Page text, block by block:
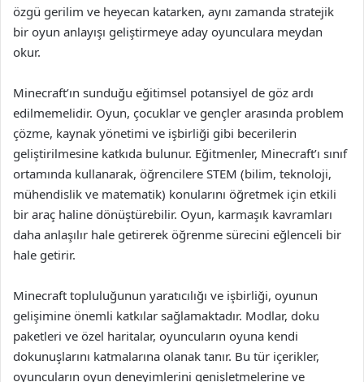
özgü gerilim ve heyecan katarken, aynı zamanda stratejik
bir oyun anlayışı geliştirmeye aday oyunculara meydan
okur.
Minecraft’ın sunduğu eğitimsel potansiyel de göz ardı
edilmemelidir. Oyun, çocuklar ve gençler arasında problem
çözme, kaynak yönetimi ve işbirliği gibi becerilerin
geliştirilmesine katkıda bulunur. Eğitmenler, Minecraft’ı sınıf
ortamında kullanarak, öğrencilere STEM (bilim, teknoloji,
mühendislik ve matematik) konularını öğretmek için etkili
bir araç haline dönüştürebilir. Oyun, karmaşık kavramları
daha anlaşılır hale getirerek öğrenme sürecini eğlenceli bir
hale getirir.
Minecraft topluluğunun yaratıcılığı ve işbirliği, oyunun
gelişimine önemli katkılar sağlamaktadır. Modlar, doku
paketleri ve özel haritalar, oyuncuların oyuna kendi
dokunuşlarını katmalarına olanak tanır. Bu tür içerikler,
oyuncuların oyun deneyimlerini genişletmelerine ve